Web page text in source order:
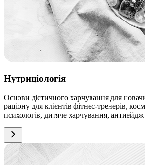
Нутриціологія
Основи дієтичного харчування для
раціону для клієнтів фітнес-тренерів,
психологів, дитяче харчування, антиейдж